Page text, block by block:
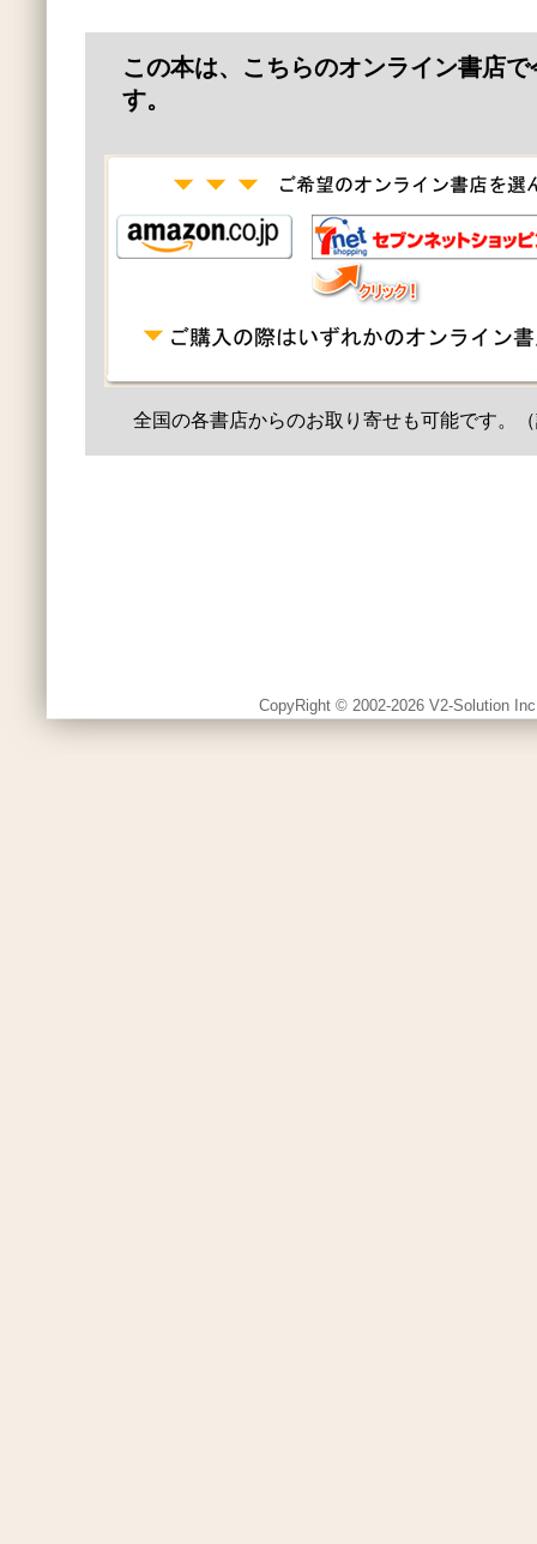
この本は、こちらのオンライン書店
す。
全国の各書店からのお取り寄せも可能です。
CopyRight © 2002-2026 V2-Solution